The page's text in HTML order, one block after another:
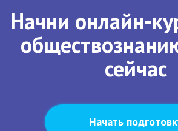
Начни онлайн-
сейчас
Начать